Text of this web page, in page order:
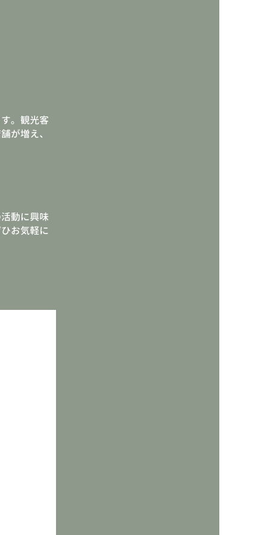
。観光客
が増え、
動に興味
お気軽に